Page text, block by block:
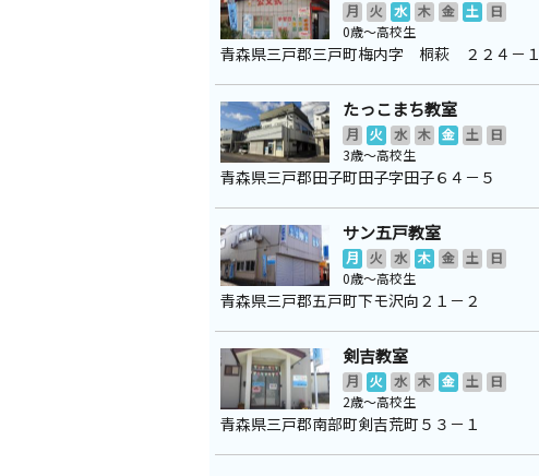
月 火 水 木 金 土
日
0歳～高校生
青森県三戸郡三戸町梅内字 桐萩 ２２４－１
たっこまち教室
月 火 水 木 金 土
日
3歳～高校生
青森県三戸郡田子町田子字田子６４－５
サン五戸教室
月 火 水 木 金 土
日
0歳～高校生
青森県三戸郡五戸町下モ沢向２１－２
剣吉教室
月 火 水 木 金 土
日
2歳～高校生
青森県三戸郡南部町剣吉荒町５３－１